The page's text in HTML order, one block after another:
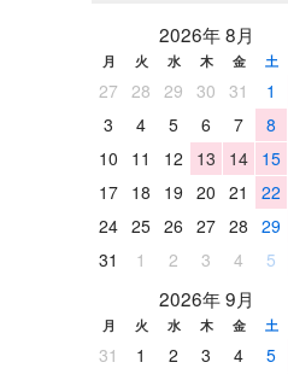
2026年 8月
月 火 水 木 金 土
27 28 29 30 31 1
3
4 5 6 7 8
10
11 12 13 14 15
17 18 19 20 21 22
24 25 26 27 28 29
31
1 2 3 4 5
2026年 9月
月 火 水 木 金 土
31 1 2 3 4 5